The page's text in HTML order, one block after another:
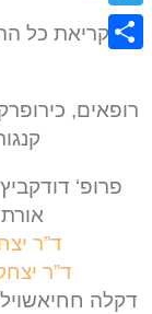
לקריאת כל
רופאים,
פרופ‘
ד”ר
ד”ר
דקלה